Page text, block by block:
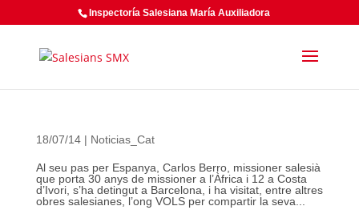
Inspectoría Salesiana María Auxiliadora
18/07/14| Noticias_Cat
Al seu pas per Espanya, Carlos Berro, missioner salesià
que porta 30 anys de missioner a l’Àfrica i 12 a Costa
d’Ivori, s’ha detingut a Barcelona, i ha visitat, entre altres
obres salesianes, l’ong VOLS per compartir la seva...